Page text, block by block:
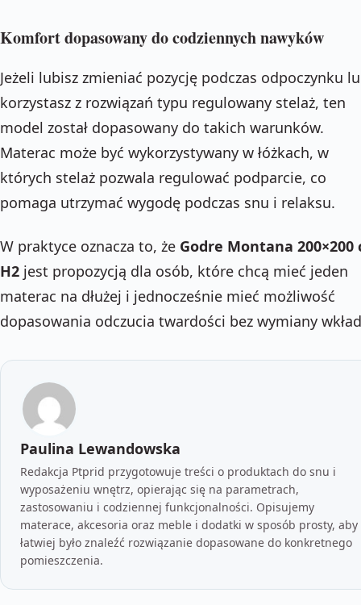
Komfort dopasowany do codziennych nawyków
Jeżeli lubisz zmieniać pozycję podczas odpoczynku
korzystasz z rozwiązań typu regulowany stelaż, ten
model został dopasowany do takich warunków.
Materac może być wykorzystywany w łóżkach, w
których stelaż pozwala regulować podparcie, co
pomaga utrzymać wygodę podczas snu i relaksu.
W praktyce oznacza to, że Godre Montana 200×200
H2 jest propozycją dla osób, które chcą mieć jeden
materac na dłużej i jednocześnie mieć możliwość
dopasowania odczucia twardości bez wymiany
Paulina Lewandowska
Redakcja Ptprid przygotowuje treści o produktach do snu i
wyposażeniu wnętrz, opierając się na parametrach,
zastosowaniu i codziennej funkcjonalności. Opisujemy
materace, akcesoria oraz meble i dodatki w sposób prosty, aby
łatwiej było znaleźć rozwiązanie dopasowane do konkretnego
pomieszczenia.